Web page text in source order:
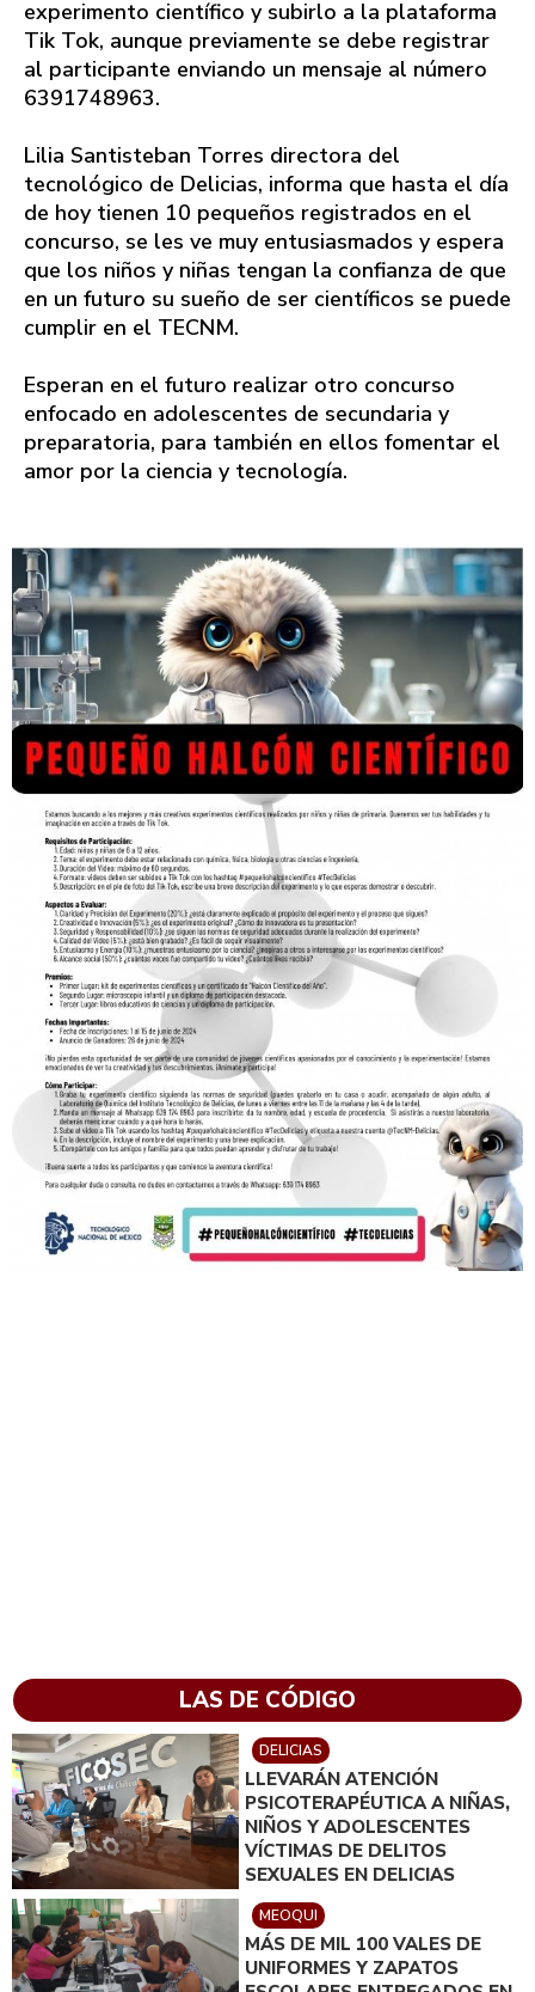
experimento científico y subirlo a la plataforma
Tik Tok, aunque previamente se debe registrar
al participante enviando un mensaje al número
6391748963.
Lilia Santisteban Torres directora del
tecnológico de Delicias, informa que hasta el día
de hoy tienen 10 pequeños registrados en el
concurso, se les ve muy entusiasmados y espera
que los niños y niñas tengan la confianza de que
en un futuro su sueño de ser científicos se puede
cumplir en el TECNM.
Esperan en el futuro realizar otro concurso
enfocado en adolescentes de secundaria y
preparatoria, para también en ellos fomentar el
amor por la ciencia y tecnología.
LAS DE CÓDIGO
DELICIAS
LLEVARÁN ATENCIÓN
PSICOTERAPÉUTICA A NIÑAS,
NIÑOS Y ADOLESCENTES
VÍCTIMAS DE DELITOS
SEXUALES EN DELICIAS
MEOQUI
MÁS DE MIL 100 VALES DE
UNIFORMES Y ZAPATOS